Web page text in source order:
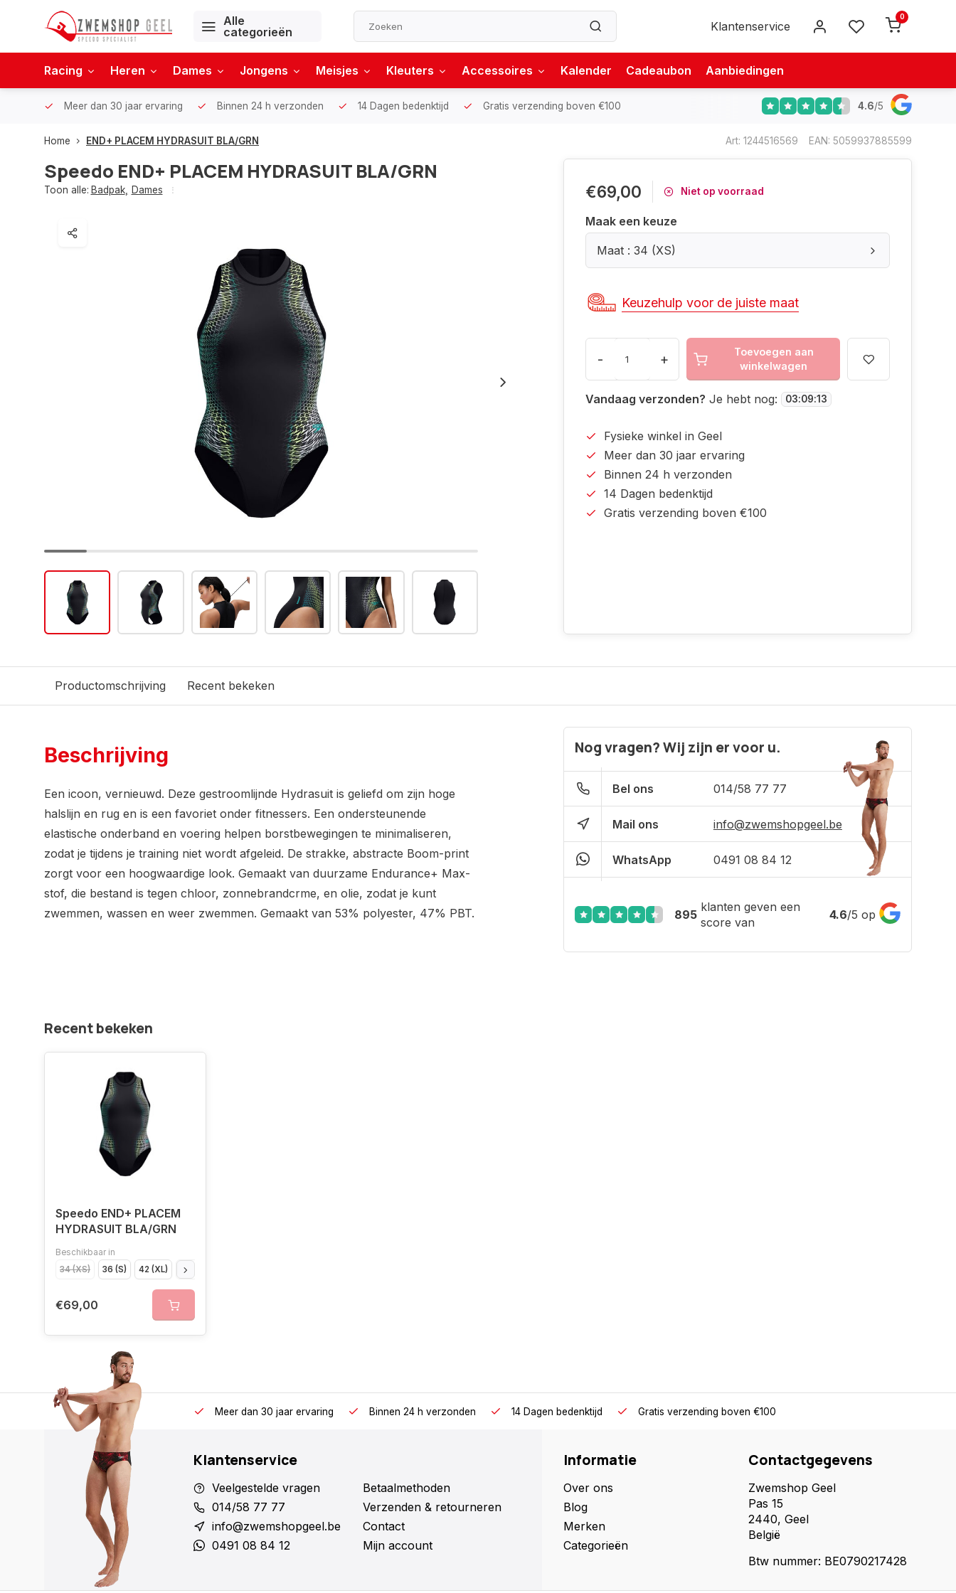
Alle
categorieën
Klantenservice
0
Racing Heren Dames Jongens Meisjes Kleuters Accessoires Kalender Cadeaubon Aanbiedingen
Meer dan 30 jaar ervaring Binnen 24 h verzonden 14 Dagen bedenktijd Gratis verzending boven €100 4.6/5
Home END+ PLACEM HYDRASUIT BLA/GRN Art: 1244516569 EAN: 5059937885599
Speedo END+ PLACEM HYDRASUIT BLA/GRN
Toon alle: Badpak, Dames €69,00 Niet op voorraad
Maak een keuze
Maat : 34 (XS)
Keuzehulp voor de juiste maat
- +
Toevoegen aan
winkelwagen
Vandaag verzonden? Je hebt nog: 03:09:13
Fysieke winkel in Geel
Meer dan 30 jaar ervaring
Binnen 24 h verzonden
14 Dagen bedenktijd
Gratis verzending boven €100
Productomschrijving Recent bekeken
Beschrijving
Een icoon, vernieuwd. Deze gestroomlijnde Hydrasuit is geliefd om zijn hoge
halslijn en rug en is een favoriet onder fitnessers. Een ondersteunende
elastische onderband en voering helpen borstbewegingen te minimaliseren,
zodat je tijdens je training niet wordt afgeleid. De strakke, abstracte Boom-print
zorgt voor een hoogwaardige look. Gemaakt van duurzame Endurance+ Max-
stof, die bestand is tegen chloor, zonnebrandcrme, en olie, zodat je kunt
zwemmen, wassen en weer zwemmen. Gemaakt van 53% polyester, 47% PBT.
Nog vragen? Wij zijn er voor u.
Bel ons 014/58 77 77
Mail ons info@zwemshopgeel.be
WhatsApp 0491 08 84 12
895
klanten geven een
score van
4.6/5 op
Recent bekeken
Speedo END+ PLACEM
HYDRASUIT BLA/GRN
Beschikbaar in
34 (XS)
36 (S) 42 (XL) 40 (L)
€69,00
Meer dan 30 jaar ervaring Binnen 24 h verzonden 14 Dagen bedenktijd Gratis verzending boven €100
Klantenservice
Veelgestelde vragen
014/58 77 77
info@zwemshopgeel.be
0491 08 84 12
Betaalmethoden
Verzenden & retourneren
Contact
Mijn account
Informatie
Over ons
Blog
Merken
Categorieën
Contactgegevens
Zwemshop Geel
Pas 15
2440, Geel
België
Btw nummer: BE0790217428